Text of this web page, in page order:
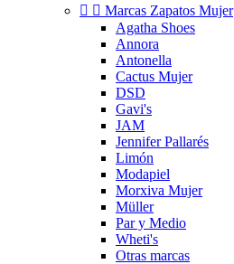
  Marcas Zapatos Mujer
Agatha Shoes
Annora
Antonella
Cactus Mujer
DSD
Gavi's
JAM
Jennifer Pallarés
Limón
Modapiel
Morxiva Mujer
Müller
Par y Medio
Wheti's
Otras marcas